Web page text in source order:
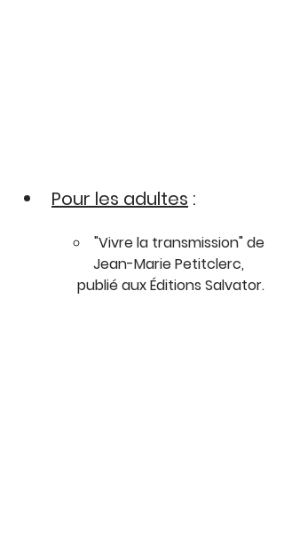
Pour les adultes :
"Vivre la transmission" de
Jean-Marie Petitclerc,
publié aux Éditions Salvator.